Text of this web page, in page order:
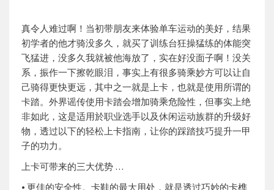
真令人难过啊！当初带朋友来体验单车运动的美好，结果
初学者的他才骑没多久，就买了训练台狂操猛练的体能突
飞猛进，没多久我就被他海放了，实在好没面子啊！没关
系，振作一下擦乾眼泪，事实上有很多骑乘妙方可以让自
己骑得更快更远，其中之一就是上卡，也就是使用所谓的
卡踏。外界谣传使用卡踏会增加骑乘危险性，但事实上绝
非如此，这是适用於职业选手以及休闲运动族群的升级好
物，透过以下的轻松上卡指南，让你的踩踏技巧提升一甲
子的功力。
上卡可带来的三大优势 …
• 更佳的安全性。卡鞋的最大用处，就是透过巧妙的卡榫